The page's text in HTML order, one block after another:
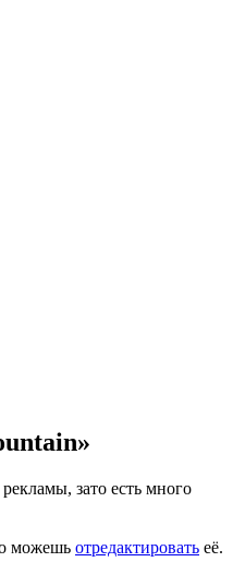
рекламы, зато есть много
можешь отредактировать её.